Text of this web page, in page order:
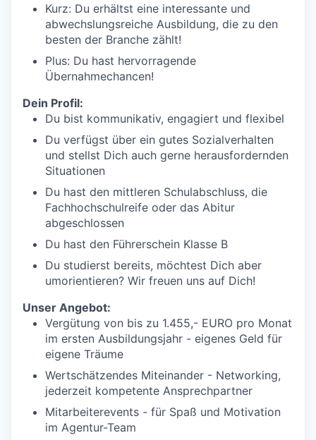
Kurz: Du erhältst eine interessante und
abwechslungsreiche Ausbildung, die zu den
besten der Branche zählt!
Plus: Du hast hervorragende
Übernahmechancen!
Dein Profil:
Du bist kommunikativ, engagiert und flexibel
Du verfügst über ein gutes Sozialverhalten
und stellst Dich auch gerne herausfordernden
Situationen
Du hast den mittleren Schulabschluss, die
Fachhochschulreife oder das Abitur
abgeschlossen
Du hast den Führerschein Klasse B
Du studierst bereits, möchtest Dich aber
umorientieren? Wir freuen uns auf Dich!
Unser Angebot:
Vergütung von bis zu 1.455,- EURO pro Monat
im ersten Ausbildungsjahr - eigenes Geld für
eigene Träume
Wertschätzendes Miteinander - Networking,
jederzeit kompetente Ansprechpartner
Mitarbeiterevents - für Spaß und Motivation
im Agentur-Team